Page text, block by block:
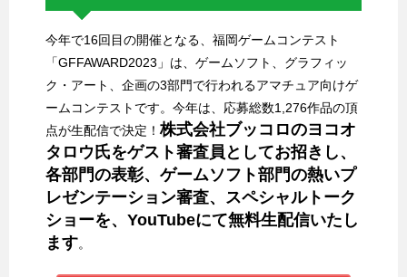
今年で16回目の開催となる、福岡ゲームコンテスト
「GFFAWARD2023」は、ゲームソフト、グラフィッ
ク・アート、企画の3部門で行われるアマチュア向けゲ
ームコンテストです。今年は、応募総数1,276作品の頂
点が生配信で決定！株式会社ブッコロのヨコオ
タロウ氏をゲスト審査員としてお招きし、
各部門の表彰、ゲームソフト部門の熱いプ
レゼンテーション審査、スペシャルトーク
ショーを、YouTubeにて無料生配信いたし
ます。